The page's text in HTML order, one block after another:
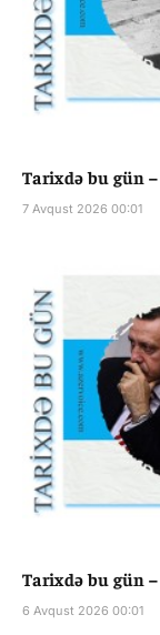
Tarixdə bu gün
7 Avqust 2026 00:01
Tarixdə bu gün
6 Avqust 2026 00:01